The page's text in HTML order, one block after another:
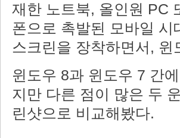
재한 노트북, 올인원 PC
폰으로 촉발된 모바일
스크린을 장착하면서,
윈도우 8과 윈도우 7 간
지만 다른 점이 많은 두
린샷으로 비교해봤다.